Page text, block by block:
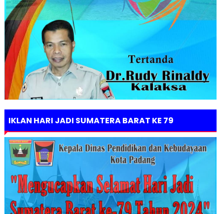
IKLAN HARI JADI SUMATERA BARAT KE 79